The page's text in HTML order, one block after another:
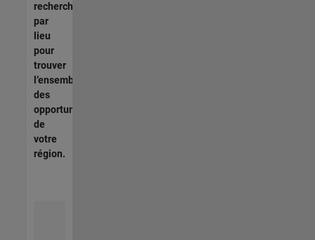
recherche
par
lieu
pour
trouver
l’ensemble
des
opportunités
de
votre
région.